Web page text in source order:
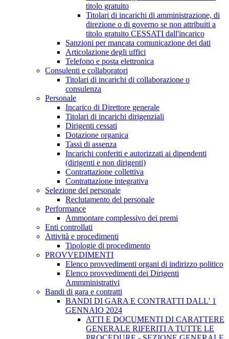
titolo gratuito
Titolari di incarichi di amministrazione, di
direzione o di governo se non attribuiti a
titolo gratuito CESSATI dall'incarico
Sanzioni per mancata comunicazione dei dati
Articolazione degli uffici
Telefono e posta elettronica
Consulenti e collaboratori
Titolari di incarichi di collaborazione o
consulenza
Personale
Incarico di Direttore generale
Titolari di incarichi dirigenziali
Dirigenti cessati
Dotazione organica
Tassi di assenza
Incarichi conferiti e autorizzati ai dipendenti
(dirigenti e non dirigenti)
Contrattazione collettiva
Contrattazione integrativa
Selezione del personale
Reclutamento del personale
Performance
Ammontare complessivo dei premi
Enti controllati
Attività e procedimenti
Tipologie di procedimento
PROVVEDIMENTI
Elenco provvedimenti organi di indirizzo politico
Elenco provvedimenti dei Dirigenti
Ammministrativi
Bandi di gara e contratti
BANDI DI GARA E CONTRATTI DALL' 1
GENNAIO 2024
ATTI E DOCUMENTI DI CARATTERE
GENERALE RIFERITI A TUTTE LE